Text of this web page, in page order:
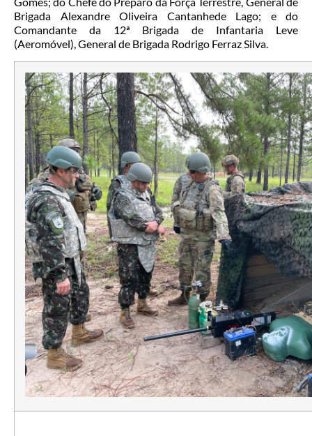
Brigada Alexandre Oliveira Cantanhede Lago; e do
Comandante da 12ª Brigada de Infantaria Leve
(Aeromóvel), General de Brigada Rodrigo Ferraz Silva.